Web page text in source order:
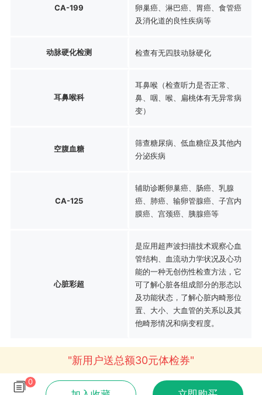
CA-199
卵巢癌、淋巴癌、胃癌、食管癌
及消化道的良性疾病等
动脉硬化检测 检查有无四肢动脉硬化
耳鼻喉科
耳鼻喉（检查听力是否正常、
鼻、咽、喉、扁桃体有无异常病
变）
空腹血糖
筛查糖尿病、低血糖症及其他内
分泌疾病
CA-125
辅助诊断卵巢癌、肠癌、乳腺
癌、肺癌、输卵管腺癌、子宫内
膜癌、宫颈癌、胰腺癌等
心脏彩超
是应用超声波扫描技术观察心血
管结构、血流动力学状况及心功
能的一种无创伤性检查方法，它
可了解心脏各组成部分的形态以
及功能状态，了解心脏内畸形位
置、大小、大血管的关系以及其
他畸形情况和病变程度。
"新用户送总额30元体检券"
0